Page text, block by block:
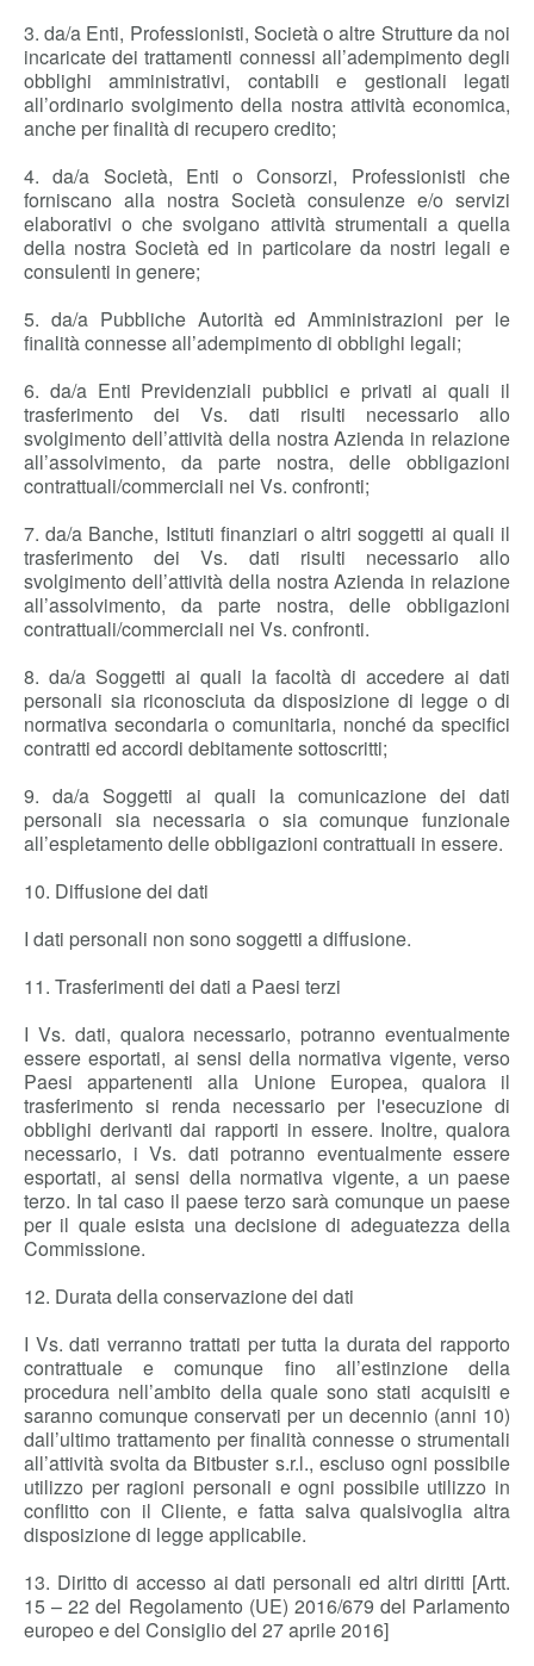
3. da/a Enti, Professionisti, Società o altre Strutture da noi
incaricate dei trattamenti connessi all’adempimento degli
obblighi amministrativi, contabili e gestionali legati
all’ordinario svolgimento della nostra attività economica,
anche per finalità di recupero credito;
4. da/a Società, Enti o Consorzi, Professionisti che
forniscano alla nostra Società consulenze e/o servizi
elaborativi o che svolgano attività strumentali a quella
della nostra Società ed in particolare da nostri legali e
consulenti in genere;
5. da/a Pubbliche Autorità ed Amministrazioni per le
finalità connesse all’adempimento di obblighi legali;
6. da/a Enti Previdenziali pubblici e privati ai quali il
trasferimento dei Vs. dati risulti necessario allo
svolgimento dell’attività della nostra Azienda in relazione
all’assolvimento, da parte nostra, delle obbligazioni
contrattuali/commerciali nei Vs. confronti;
7. da/a Banche, Istituti finanziari o altri soggetti ai quali il
trasferimento dei Vs. dati risulti necessario allo
svolgimento dell’attività della nostra Azienda in relazione
all’assolvimento, da parte nostra, delle obbligazioni
contrattuali/commerciali nei Vs. confronti.
8. da/a Soggetti ai quali la facoltà di accedere ai dati
personali sia riconosciuta da disposizione di legge o di
normativa secondaria o comunitaria, nonché da specifici
contratti ed accordi debitamente sottoscritti;
9. da/a Soggetti ai quali la comunicazione dei dati
personali sia necessaria o sia comunque funzionale
all’espletamento delle obbligazioni contrattuali in essere.
10. Diffusione dei dati
I dati personali non sono soggetti a diffusione.
11. Trasferimenti dei dati a Paesi terzi
I Vs. dati, qualora necessario, potranno eventualmente
essere esportati, ai sensi della normativa vigente, verso
Paesi appartenenti alla Unione Europea, qualora il
trasferimento si renda necessario per l'esecuzione di
obblighi derivanti dai rapporti in essere. Inoltre, qualora
necessario, i Vs. dati potranno eventualmente essere
esportati, ai sensi della normativa vigente, a un paese
terzo. In tal caso il paese terzo sarà comunque un paese
per il quale esista una decisione di adeguatezza della
Commissione.
12. Durata della conservazione dei dati
I Vs. dati verranno trattati per tutta la durata del rapporto
contrattuale e comunque fino all’estinzione della
procedura nell’ambito della quale sono stati acquisiti e
saranno comunque conservati per un decennio (anni 10)
dall’ultimo trattamento per finalità connesse o strumentali
all’attività svolta da Bitbuster s.r.l., escluso ogni possibile
utilizzo per ragioni personali e ogni possibile utilizzo in
conflitto con il Cliente, e fatta salva qualsivoglia altra
disposizione di legge applicabile.
13. Diritto di accesso ai dati personali ed altri diritti [Artt.
15 – 22 del Regolamento (UE) 2016/679 del Parlamento
europeo e del Consiglio del 27 aprile 2016]